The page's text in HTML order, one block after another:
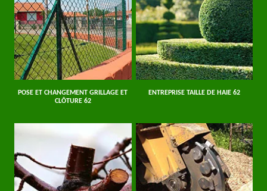
POSE ET CHANGEMENT GRILLAGE ET
CLÔTURE 62
ENTREPRISE TAILLE DE HAIE 62